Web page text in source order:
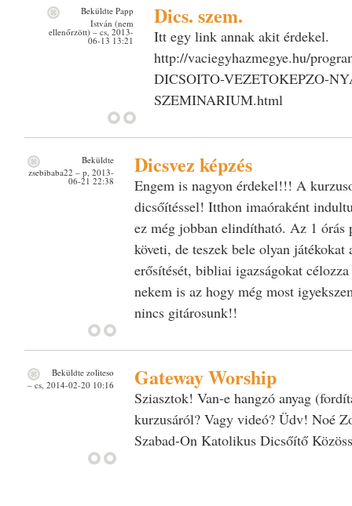
Dics. szem.
Itt egy link annak akit érdekel.
http://vaciegyhazmegye.hu/
DICSOITO-VEZETOKEPZO-
SZEMINARIUM.html
Beküldte Papp
István (nem
ellenőrzött) – cs, 2013-
06-13 13:21
Dicsvez képzés
Engem is nagyon érdekel!!! A
dicsőítéssel! Itthon imaóraként
ez még jobban elindítható. Az 1 órás
követi, de teszek bele olyan játékokat
erősítését, bibliai igazságokat
nekem is az hogy még most
nincs gitárosunk!!
Beküldte
zsebibaba22 – p, 2013-
06-21 22:38
Gateway Worship
Sziasztok! Van-e hangzó anyag
kurzusáról? Vagy videó? Üdv! Noé
Szabad-On Katolikus Dicsőítő
Beküldte zoliteso
– cs, 2014-02-20 10:16